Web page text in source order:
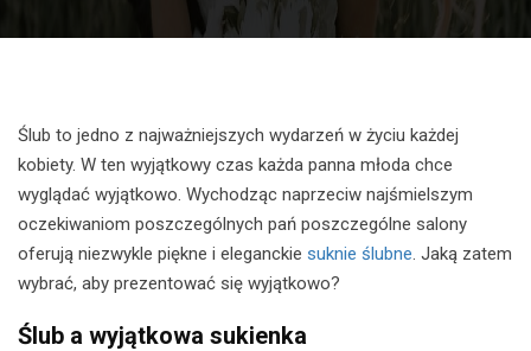
Ślub to jedno z najważniejszych wydarzeń w życiu każdej
kobiety. W ten wyjątkowy czas każda panna młoda chce
wyglądać wyjątkowo. Wychodząc naprzeciw najśmielszym
oczekiwaniom poszczególnych pań poszczególne salony
oferują niezwykle piękne i eleganckie suknie ślubne. Jaką zatem
wybrać, aby prezentować się wyjątkowo?
Ślub a wyjątkowa sukienka